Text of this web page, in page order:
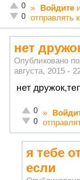
Отлично!
0
Неадекватно!
0
» Войдите
отправлять
нет
Опубликовано
августа, 2015 -
нет
Отлично!
0
Неадекватно!
0
»
я тебе
если